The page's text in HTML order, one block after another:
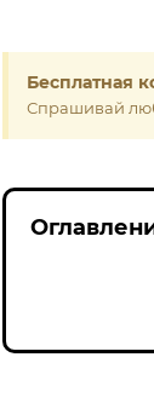
Бесплатная
Спрашивай